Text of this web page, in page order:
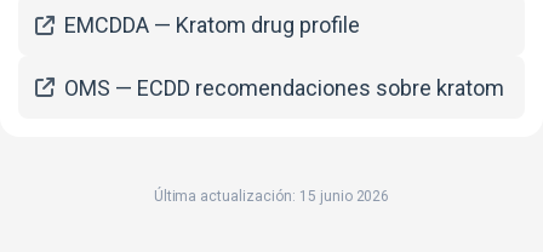
EMCDDA — Kratom drug profile
OMS — ECDD recomendaciones sobre kratom
Última actualización: 15 junio 2026